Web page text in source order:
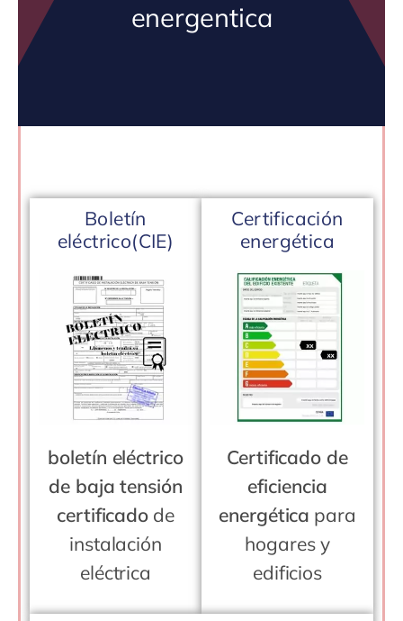
energentica
Boletín
eléctrico(CIE)
boletín eléctrico
de baja tensión
certificado de
instalación
eléctrica
Certificación
energética
Certificado de
eficiencia
energética para
hogares y
edificios